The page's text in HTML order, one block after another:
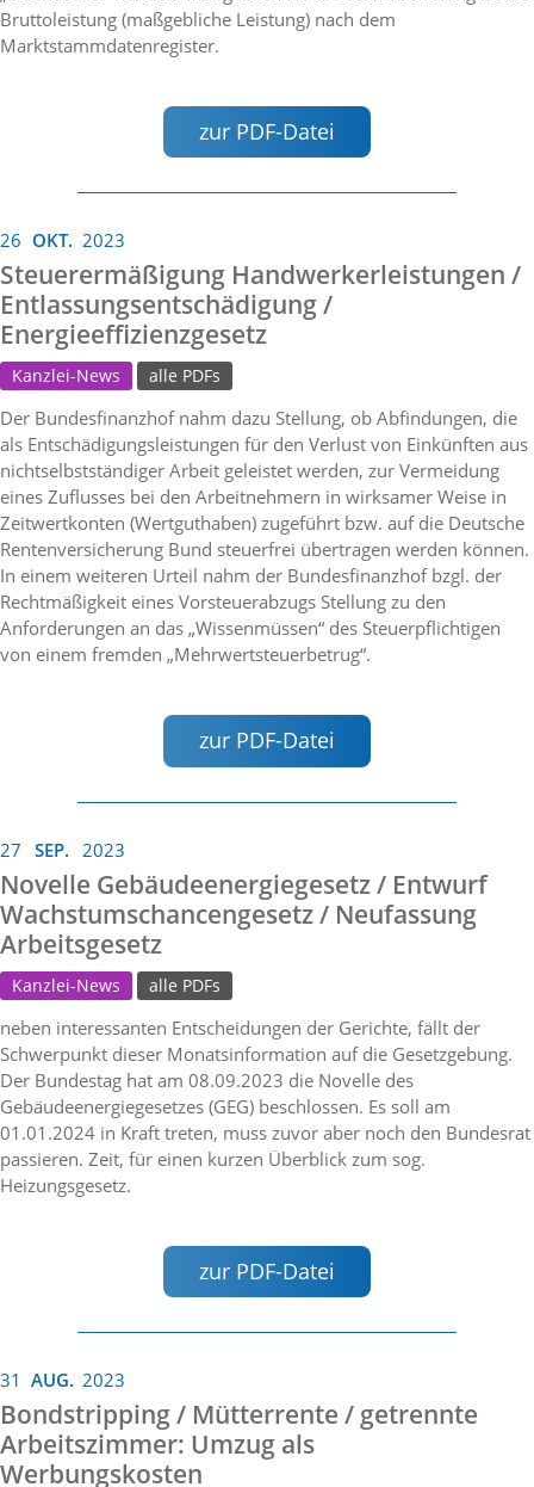
Bruttoleistung (maßgebliche Leistung) nach dem
Marktstammdatenregister.
zur PDF-Datei
26 OKT. 2023
Steuerermäßigung Handwerkerleistungen /
Entlassungsentschädigung /
Energieeffizienzgesetz
Kanzlei-News alle PDFs
Der Bundesfinanzhof nahm dazu Stellung, ob Abfindungen, die
als Entschädigungsleistungen für den Verlust von Einkünften aus
nichtselbstständiger Arbeit geleistet werden, zur Vermeidung
eines Zuflusses bei den Arbeitnehmern in wirksamer Weise in
Zeitwertkonten (Wertguthaben) zugeführt bzw. auf die Deutsche
Rentenversicherung Bund steuerfrei übertragen werden können.
In einem weiteren Urteil nahm der Bundesfinanzhof bzgl. der
Rechtmäßigkeit eines Vorsteuerabzugs Stellung zu den
Anforderungen an das „Wissenmüssen“ des Steuerpflichtigen
von einem fremden „Mehrwertsteuerbetrug“.
zur PDF-Datei
27 SEP. 2023
Novelle Gebäudeenergiegesetz / Entwurf
Wachstumschancengesetz / Neufassung
Arbeitsgesetz
Kanzlei-News alle PDFs
neben interessanten Entscheidungen der Gerichte, fällt der
Schwerpunkt dieser Monatsinformation auf die Gesetzgebung.
Der Bundestag hat am 08.09.2023 die Novelle des
Gebäudeenergiegesetzes (GEG) beschlossen. Es soll am
01.01.2024 in Kraft treten, muss zuvor aber noch den Bundesrat
passieren. Zeit, für einen kurzen Überblick zum sog.
Heizungsgesetz.
zur PDF-Datei
31 AUG. 2023
Bondstripping / Mütterrente / getrennte
Arbeitszimmer: Umzug als
Werbungskosten